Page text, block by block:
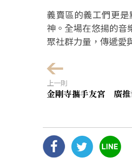
義賣區的義工們更
神。全場在悠揚的音
聚社群力量，傳遞愛
上一則
金剛寺攜手友宮 廣推